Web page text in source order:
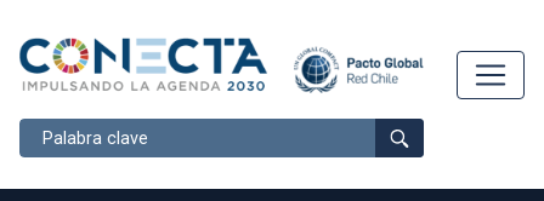
Buscar